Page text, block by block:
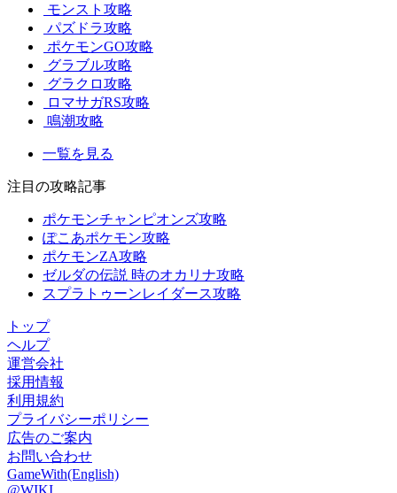
モンスト攻略
パズドラ攻略
ポケモンGO攻略
グラブル攻略
グラクロ攻略
ロマサガRS攻略
鳴潮攻略
一覧を見る
注目の攻略記事
ポケモンチャンピオンズ攻略
ぽこあポケモン攻略
ポケモンZA攻略
ゼルダの伝説 時のオカリナ攻略
スプラトゥーンレイダース攻略
トップ
ヘルプ
運営会社
採用情報
利用規約
プライバシーポリシー
広告のご案内
お問い合わせ
GameWith(English)
@WIKI